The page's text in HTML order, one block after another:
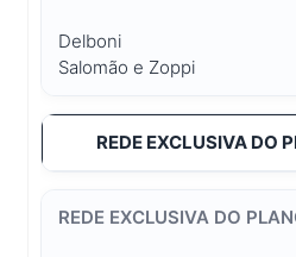
Delboni
Salomão e Zoppi
REDE EXCLUSIVA DO